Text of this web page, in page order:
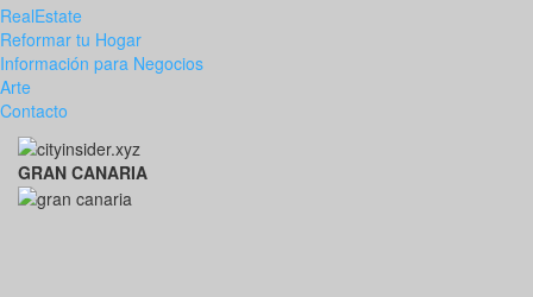
RealEstate
Reformar tu Hogar
Información para Negocios
Arte
Contacto
GRAN CANARIA